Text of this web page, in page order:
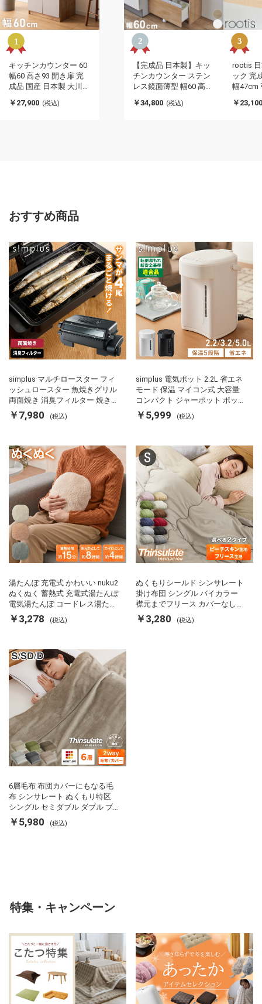
キッチンカウンター 60
幅60 高さ93 開き扉 完
成品 国産 日本製 大川家
テーブル 食器棚 キッチ
￥27,900 (税込)
【完成品 日本製】キッ
チンカウンター ステン
レス鏡面薄型 幅60 高さ
仕上げ 鏡面仕上げ 間仕
￥34,800 (税込)
rootis
ック 完
幅47cm
ステン
￥23,100
おすすめ商品
simplus マルチロースター フィ
ッシュロースター 魚焼きグリル
両面焼き 消臭フィルター 焼き魚
両面ヒーター タイマー付き SP-
FRS01 マットブラック シンプラ
￥7,980 (税込)
simplus 電気ポット 2.2L 省エネ
モード 保温 マイコン式 大容量
コンパクト ジャーポット ポット
カルキ抜き 空焚き防止 温度調節
軽量 SP-PD22 シンプラス
￥5,999 (税込)
湯たんぽ 充電式 かわいい nuku2
ぬくぬく 蓄熱式 充電式湯たんぽ
電気湯たんぽ コードレス湯たん
ぽ エコ 節電 節約 省エネ 充電式
エコ電気あんか EWT-2143 スリ
￥3,278 (税込)
ぬくもりシールド シンサレート
掛け布団 シングル バイカラー
襟元までフリース カバーなしで
使える 軽い 丸洗い 断熱 保温 抗
菌防臭 洗える 防ダニ 軽量 ホコ
￥3,280 (税込)
6層毛布 布団カバーにもなる毛
布 シンサレート ぬくもり特区
シングル セミダブル ダブル ブ
ランケット 掛け布団カバー フラ
ンネル 保温 蓄熱 吸湿 発熱 断熱
￥5,980 (税込)
特集・キャンペーン